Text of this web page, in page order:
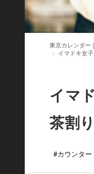
東京カレンダー
イマドキ女
イマ
茶割
#カウンター